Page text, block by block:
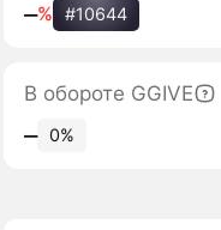
‒% #10644
В обороте GGIVE
‒ 0%